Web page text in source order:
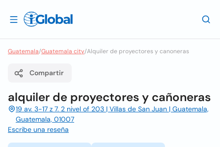
Guatemala/Guatemala city/Alquiler de proyectores y canoneras
Compartir
alquiler de proyectores y cañoneras
19 av. 3-17 z 7. 2 nivel of 203 | Villas de San Juan | Guatemala,
Guatemala, 01007
Escribe una reseña